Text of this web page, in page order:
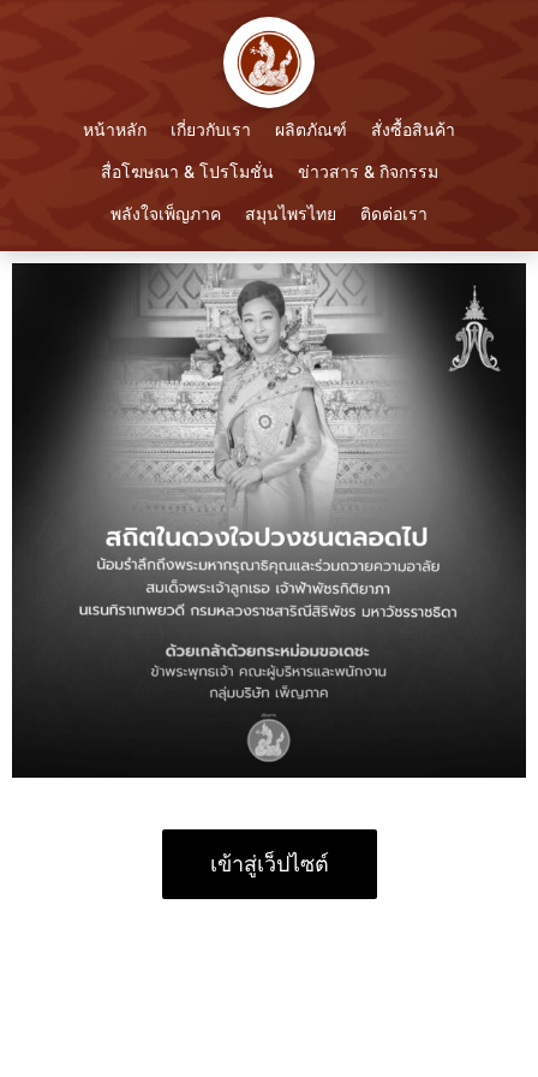
หน้าหลัก เกี่ยวกับเรา ผลิตภัณฑ์ สั่งซื้อสินค้า
สื่อโฆษณา & โปรโมชั่น ข่าวสาร & กิจกรรม
พลังใจเพ็ญภาค สมุนไพรไทย ติดต่อเรา
เข้าสู่เว็ปไซต์